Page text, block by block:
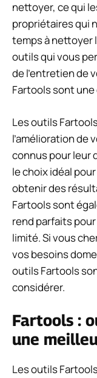
nettoyer, ce qui
propriétaires qui
temps à nettoyer
outils qui vous
de l’entretien de
Fartools sont
Les outils
l’amélioration de
connus pour leur
le choix idéal
obtenir des
Fartools sont
rend parfaits
limité. Si vous
vos besoins
outils Fartools
considérer.
Fartools :
une
Les outils